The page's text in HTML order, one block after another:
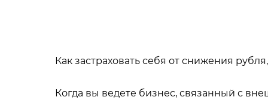
Как застраховать себя от снижения
Когда вы ведете бизнес, связанный с